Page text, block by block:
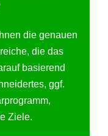
die genauen
die das
basierend
ggf.
Ziele.